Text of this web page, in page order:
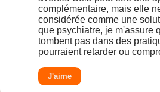
complémentaire, mais elle
considérée comme une
que psychiatre, je m'assure
tombent pas dans des
pourraient retarder ou
J'aime